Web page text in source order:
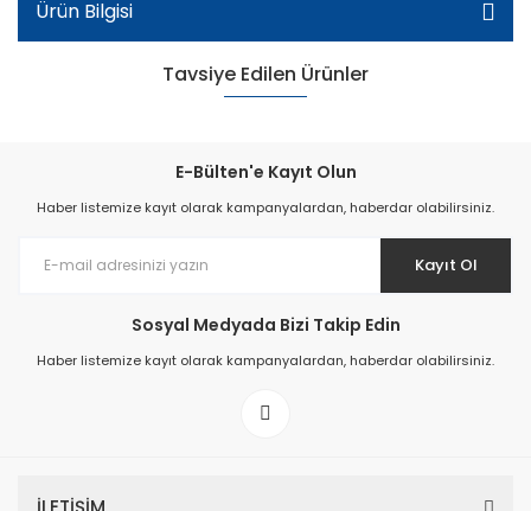
Ürün Bilgisi
Tavsiye Edilen Ürünler
Kadın Spor Model Deri Ayakkabı - Siyah
E-Bülten'e Kayıt Olun
Haber listemize kayıt olarak kampanyalardan, haberdar olabilirsiniz.
Kayıt Ol
Sosyal Medyada Bizi Takip Edin
Haber listemize kayıt olarak kampanyalardan, haberdar olabilirsiniz.